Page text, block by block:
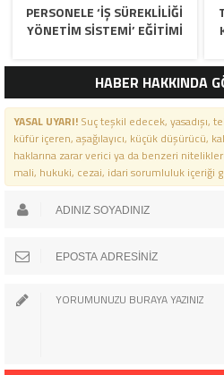
PERSONELE ‘İŞ SÜREKLİLİĞİ
YÖNETİM SİSTEMİ’ EĞİTİMİ
HABER HAKKINDA
YASAL UYARI!Suç teşkil edecek, yasadışı,
küfür içeren, aşağılayıcı, küçük düşürücü,
haklarına zarar verici ya da benzeri
mali, hukuki, cezai, idari sorumluluk içeriği